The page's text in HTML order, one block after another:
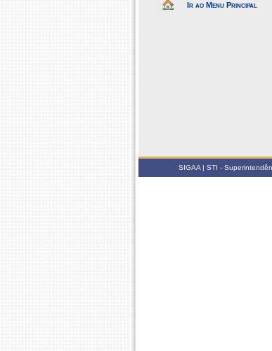
Ir ao Menu Principal
SIGAA | STI -